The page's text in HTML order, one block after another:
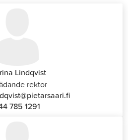
Lindqvist
rektor
785 1291